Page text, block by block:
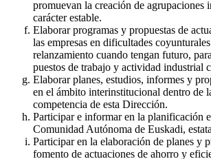
promuevan la creación de agrupaciones
carácter estable.
Elaborar programas y propuestas de
las empresas en dificultades
relanzamiento cuando tengan futuro,
puestos de trabajo y actividad industrial
Elaborar planes, estudios, informes y
en el ámbito interinstitucional dentro de
competencia de esta Dirección.
Participar e informar en la planificación
Comunidad Autónoma de Euskadi,
Participar en la elaboración de planes y
fomento de actuaciones de ahorro y